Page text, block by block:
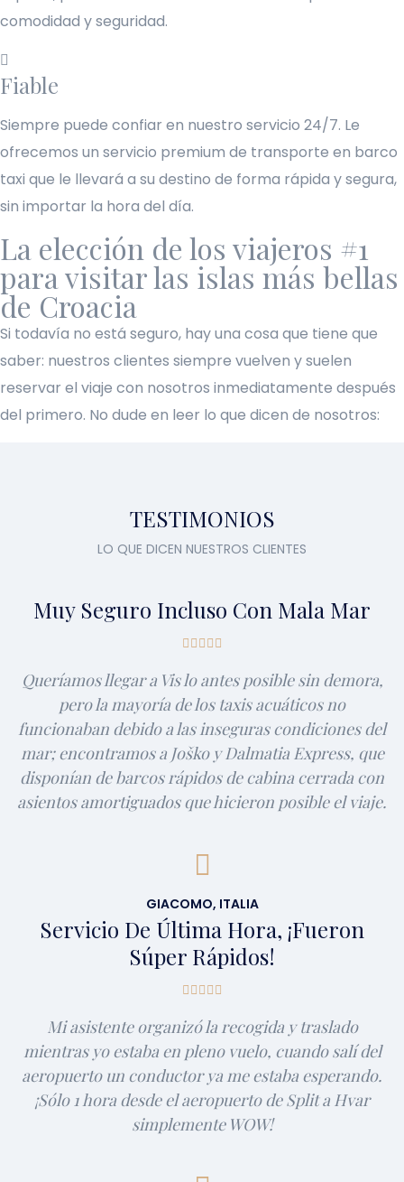
comodidad y seguridad.
Fiable
Siempre puede confiar en nuestro servicio 24/7. Le
ofrecemos un servicio premium de transporte en barco
taxi que le llevará a su destino de forma rápida y segura,
sin importar la hora del día.
La elección de los viajeros #1
para visitar las islas más bellas
de Croacia
Si todavía no está seguro, hay una cosa que tiene que
saber: nuestros clientes siempre vuelven y suelen
reservar el viaje con nosotros inmediatamente después
del primero. No dude en leer lo que dicen de nosotros:
TESTIMONIOS
LO QUE DICEN NUESTROS CLIENTES
Muy Seguro Incluso Con Mala Mar
Queríamos llegar a Vis lo antes posible sin demora,
pero la mayoría de los taxis acuáticos no
funcionaban debido a las inseguras condiciones del
mar; encontramos a Joško y Dalmatia Express, que
disponían de barcos rápidos de cabina cerrada con
asientos amortiguados que hicieron posible el viaje.
GIACOMO, ITALIA
Servicio De Última Hora, ¡fueron
Súper Rápidos!
Mi asistente organizó la recogida y traslado
mientras yo estaba en pleno vuelo, cuando salí del
aeropuerto un conductor ya me estaba esperando.
¡Sólo 1 hora desde el aeropuerto de Split a Hvar
simplemente WOW!